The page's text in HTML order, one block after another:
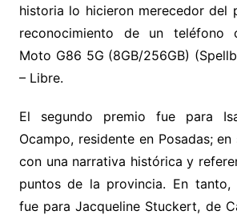
historia lo hicieron merecedor del
reconocimiento de un teléfono
Moto G86 5G (8GB/256GB)
– Libre.
El segundo premio fue para
Ocampo, residente en Posadas;
con una narrativa histórica y
puntos de la provincia. En tanto,
fue para Jacqueline Stuckert, de